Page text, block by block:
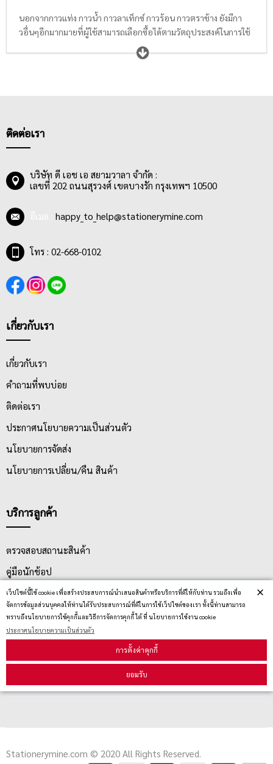
เว็ปไซต์นี้ใช้ cookie เพื่อสร้างประสบการณ์นำเสนอสินค้าหรือบริการที่ดีให้กับท่าน รวมถึงเพื่อ
จัดการข้อมูลส่วนบุคคลให้ท่านได้รับประสบการณ์ที่ดีในการใช้เว็ปไซต์ของเรา ทั้งนี้ท่านสามารถ
ทราบถึงนโยบายการใช้คุกกี้และวิธีการจัดการคุกกี้ ได้ ที่ นโยบายการใช้งาน cookie
ประกาศนโยบายความเป็นส่วนตัว
การตั้งค่าคุกกี้
ยอมรับ
×
นอกจากกาวแท่ง กาวน้ำ กาวลาเท็กซ์ กาวร้อน กาวตราช้าง ยังมีกา
วอื่นๆอีกมากมายที่ผู้ใช้สามารถเลือกซื้อได้ตามวัตถุประสงค์ในการใช้
งาน เช่น กาวติดผ้า (Fabric Glue), กาวอะคริลิค (Acrylic glue), กา
วอีพ็อกซี่ (Epoxy Glue), กาวคอนแท็กซีเมนต์ (Contact Cement
ติดต่อเรา
บริษัท ดี เอช เอ สยามวาลา จำกัด :
เลขที่ 202 ถนนสุรวงศ์ เขตบางรัก กรุงเทพฯ 10500
happy_to_help@stationerymine.com
โทร : 02-668-0102
เกี่ยวกับเรา
เกี่ยวกับเรา
คำถามที่พบบ่อย
ติดต่อเรา
ประกาศนโยบายความเป็นส่วนตัว
นโยบายการจัดส่ง
นโยบายการเปลี่ยน/คืน สินค้า
บริการลูกค้า
ตรวจสอบสถานะสินค้า
คู่มือนักช้อป
วิธีลบคุกกี้
สมัครรับข่าวสาร
รับข่าวสาร
Stationerymine.com © 2020 All Rights Reserved.